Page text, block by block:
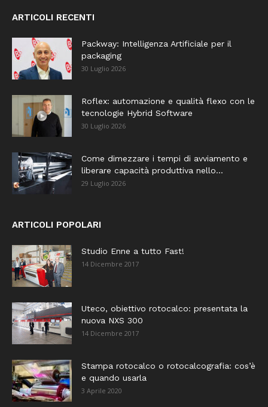
ARTICOLI RECENTI
Packway: Intelligenza Artificiale per il
packaging
30 Luglio 2026
Roflex: automazione e qualità flexo con le
tecnologie Hybrid Software
30 Luglio 2026
Come dimezzare i tempi di avviamento e
liberare capacità produttiva nello...
29 Luglio 2026
ARTICOLI POPOLARI
Studio Enne a tutto Fast!
14 Dicembre 2017
Uteco, obiettivo rotocalco: presentata la
nuova NXS 300
14 Dicembre 2017
Stampa rotocalco o rotocalcografia: cos’è
e quando usarla
3 Aprile 2020